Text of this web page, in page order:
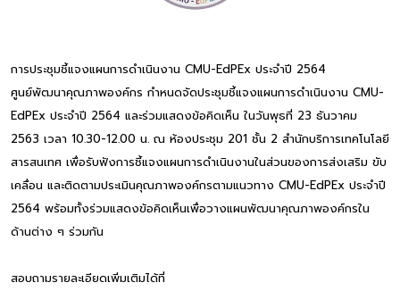
การประชุมชี้แจงแผนการดำเนินงาน CMU-EdPEx ประจำปี 2564
ศูนย์พัฒนาคุณภาพองค์กร กำหนดจัดประชุมชี้แจงแผนการดำเนินงาน CMU-
EdPEx ประจำปี 2564 และร่วมแสดงข้อคิดเห็น ในวันพุธที่ 23 ธันวาคม
2563 เวลา 10.30-12.00 น. ณ ห้องประชุม 201 ชั้น 2 สำนักบริการเทคโนโลยี
สารสนเทศ เพื่อรับฟังการชี้แจงแผนการดำเนินงานในส่วนของการส่งเสริม ขับ
เคลื่อน และติดตามประเมินคุณภาพองค์กรตามแนวทาง CMU-EdPEx ประจำปี
2564 พร้อมทั้งร่วมแสดงข้อคิดเห็นเพื่อวางแผนพัฒนาคุณภาพองค์กรใน
ด้านต่าง ๆ ร่วมกัน
สอบถามรายละเอียดเพิ่มเติมได้ที่